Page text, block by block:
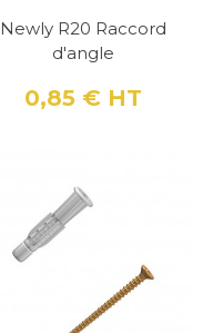
Newly R20 Raccord
d'angle
Prix
0,85 € HT